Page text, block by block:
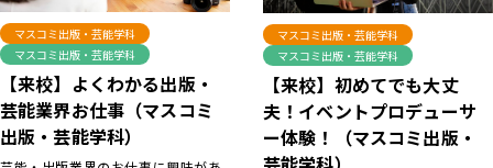
マスコミ出版・芸能学科
マスコミ出版・芸能学科
【来校】よくわかる出版・
芸能業界お仕事（マスコミ
出版・芸能学科）
マスコミ出版・芸能学科
マスコミ出版・芸能学科
【来校】初めてでも大丈
夫！イベントプロデューサ
ー体験！（マスコミ出版・